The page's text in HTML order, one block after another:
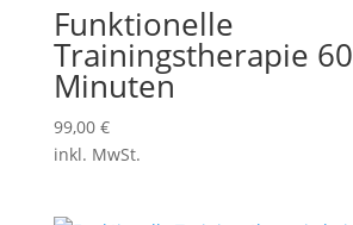
Funktionelle
Trainingstherapie 60
Minuten
99,00 €
inkl. MwSt.